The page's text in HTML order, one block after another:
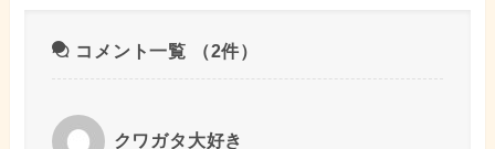
コメント一覧 （2件）
クワガタ大好き